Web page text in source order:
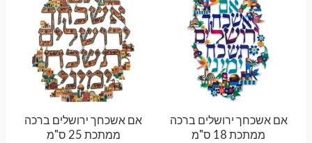
אם אשכחך ירושלים ברכה
ממתכת 18 ס"מ
אם אשכחך ירושלים ברכה
ממתכת 25 ס"מ